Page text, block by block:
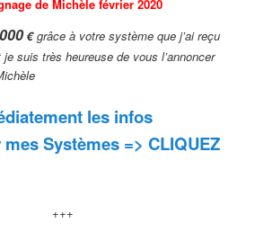
de Michèle février 2020
€grâce à votre système que j’ai reçu
suis très heureuse de vous l’annoncer
les infos
Systèmes => CLIQUEZ
+++